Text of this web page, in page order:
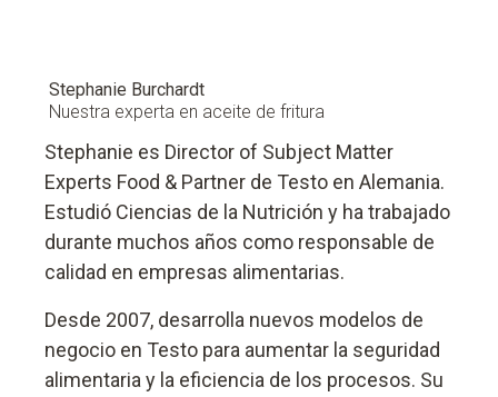
Stephanie Burchardt
Nuestra experta en aceite de fritura
Stephanie es Director of Subject Matter
Experts Food & Partner de Testo en Alemania.
Estudió Ciencias de la Nutrición y ha trabajado
durante muchos años como responsable de
calidad en empresas alimentarias.
Desde 2007, desarrolla nuevos modelos de
negocio en Testo para aumentar la seguridad
alimentaria y la eficiencia de los procesos. Su